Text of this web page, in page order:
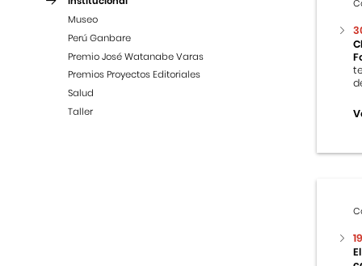
Museo
Perú Ganbare
Premio José Watanabe Varas
Premios Proyectos Editoriales
Salud
Taller